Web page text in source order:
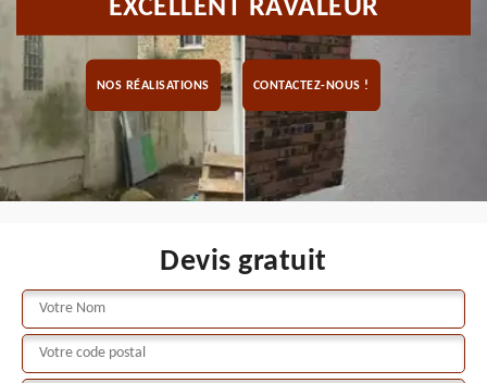
EXCELLENT RAVALEUR
NOS RÉALISATIONS CONTACTEZ-NOUS !
Devis gratuit